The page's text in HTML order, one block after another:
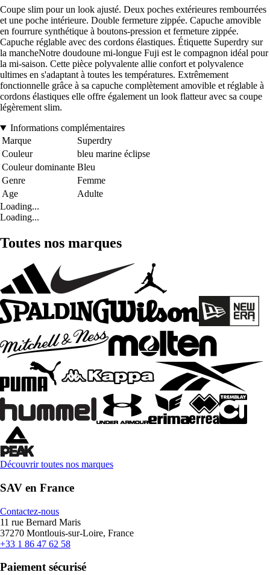
Coupe slim pour un look ajusté. Deux poches extérieures rembourrées
et une poche intérieure. Double fermeture zippée. Capuche amovible
en fourrure synthétique à boutons-pression et fermeture zippée.
Capuche réglable avec des cordons élastiques. Étiquette Superdry sur
la mancheNotre doudoune mi-longue Fuji est le compagnon idéal pour
la mi-saison. Cette pièce polyvalente allie confort et polyvalence
ultimes en s'adaptant à toutes les températures. Extrêmement
fonctionnelle grâce à sa capuche complètement amovible et réglable à
cordons élastiques elle offre également un look flatteur avec sa coupe
légèrement slim.
Informations complémentaires
Marque
Superdry
Couleur
bleu marine éclipse
Couleur dominante Bleu
Genre
Femme
Age
Adulte
Loading...
Loading...
Toutes nos marques
Découvrir toutes nos marques
SAV en France
Contactez-nous
11 rue Bernard Maris
37270 Montlouis-sur-Loire, France
+33 1 86 47 62 58
Paiement sécurisé